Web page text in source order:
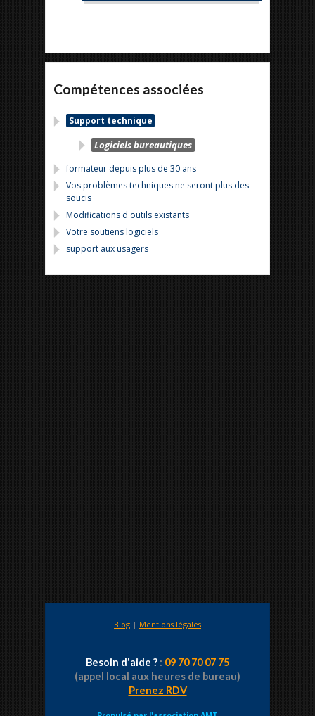
Compétences associées
Support technique
Logiciels bureautiques
formateur depuis plus de 30 ans
Vos problèmes techniques ne seront plus des
soucis
Modifications d'outils existants
Votre soutiens logiciels
support aux usagers
Blog | Mentions légales
Besoin d'aide ? : 09 70 70 07 75
(appel local aux heures de bureau)
Prenez RDV